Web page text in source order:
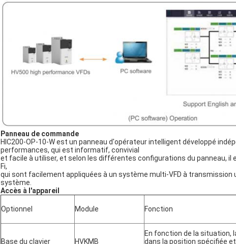
Panneau de commande
HIC200-OP-10-W est un panneau d'opérateur intelligent développé
performances, qui est informatif, convivial
et facile à utiliser, et selon les différentes configurations du panneau, il
Fi,
qui sont facilement appliquées à un système multi-VFD à
système.
Accès à l'appareil
Optionnel Module Fonction
Base du clavier HVKMB
En fonction de la situation,
dans la position spécifiée